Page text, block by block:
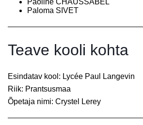
Paoline CHAUSSABEL
Paloma SIVET
Teave kooli kohta
Esindatav kool: Lycée Paul Langevin
Riik: Prantsusmaa
Õpetaja nimi: Crystel Lerey